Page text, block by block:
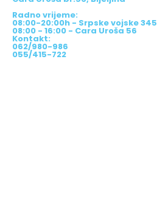
Radno vrijeme:
08:00-20:00h - Srpske vojske 345
08:00 - 16:00 - Cara Uroša 56
Kontakt:
062/980-986
055/415-722